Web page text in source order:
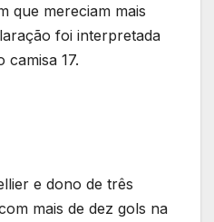
que mereciam mais
foi interpretada
17.
e dono de três
mais de dez gols na